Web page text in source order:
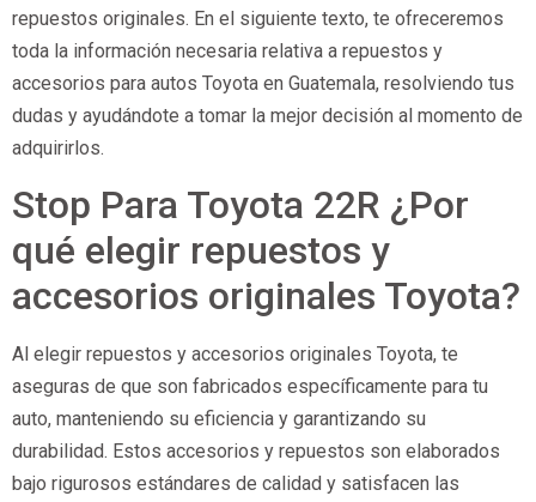
repuestos originales. En el siguiente texto, te ofreceremos
toda la información necesaria relativa a repuestos y
accesorios para autos Toyota en Guatemala, resolviendo tus
dudas y ayudándote a tomar la mejor decisión al momento de
adquirirlos.
Stop Para Toyota 22R ¿Por
qué elegir repuestos y
accesorios originales Toyota?
Al elegir repuestos y accesorios originales Toyota, te
aseguras de que son fabricados específicamente para tu
auto, manteniendo su eficiencia y garantizando su
durabilidad. Estos accesorios y repuestos son elaborados
bajo rigurosos estándares de calidad y satisfacen las